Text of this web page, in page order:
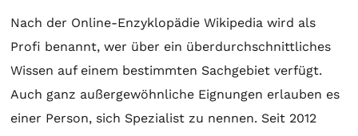
Nach der Online-Enzyklopädie Wikipedia wird als
Profi benannt, wer über ein überdurchschnittliches
Wissen auf einem bestimmten Sachgebiet verfügt.
Auch ganz außergewöhnliche Eignungen erlauben es
einer Person, sich Spezialist zu nennen. Seit 2012